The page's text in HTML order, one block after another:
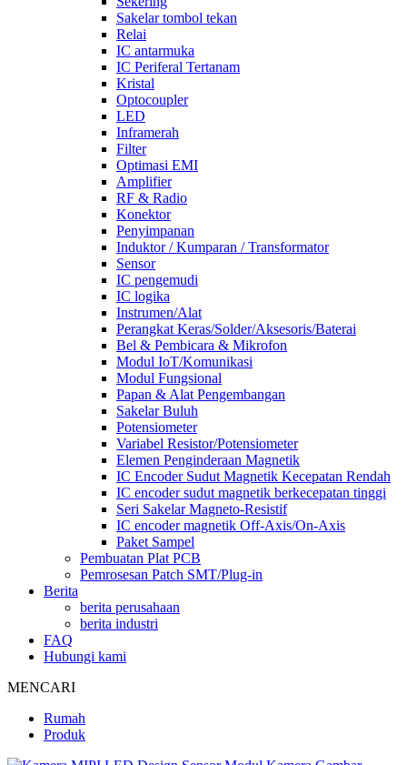
Sakelar tombol tekan
Relai
IC antarmuka
IC Periferal Tertanam
Kristal
Optocoupler
LED
Inframerah
Filter
Optimasi EMI
Amplifier
RF & Radio
Konektor
Penyimpanan
Induktor / Kumparan / Transformator
Sensor
IC pengemudi
IC logika
Instrumen/Alat
Perangkat Keras/Solder/Aksesoris/Baterai
Bel & Pembicara & Mikrofon
Modul IoT/Komunikasi
Modul Fungsional
Papan & Alat Pengembangan
Sakelar Buluh
Potensiometer
Variabel Resistor/Potensiometer
Elemen Penginderaan Magnetik
IC Encoder Sudut Magnetik Kecepatan Rendah
IC encoder sudut magnetik berkecepatan tinggi
Seri Sakelar Magneto-Resistif
IC encoder magnetik Off-Axis/On-Axis
Paket Sampel
Pembuatan Plat PCB
Pemrosesan Patch SMT/Plug-in
Berita
berita perusahaan
berita industri
FAQ
Hubungi kami
MENCARI
Rumah
Produk